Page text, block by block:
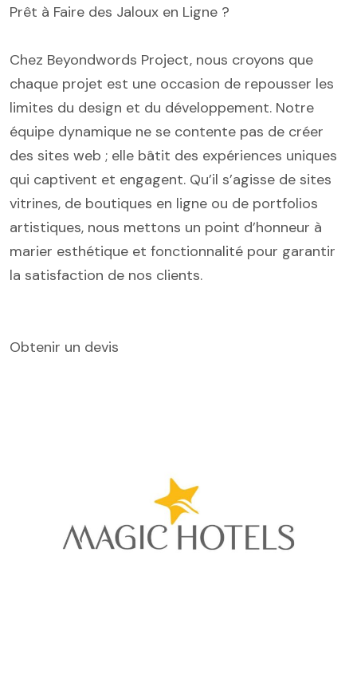
Prêt à Faire des Jaloux en Ligne ?
Chez Beyondwords Project, nous croyons que
chaque projet est une occasion de repousser les
limites du design et du développement. Notre
équipe dynamique ne se contente pas de créer
des sites web ; elle bâtit des expériences uniques
qui captivent et engagent. Qu’il s’agisse de sites
vitrines, de boutiques en ligne ou de portfolios
artistiques, nous mettons un point d’honneur à
marier esthétique et fonctionnalité pour garantir
la satisfaction de nos clients.
Obtenir un devis